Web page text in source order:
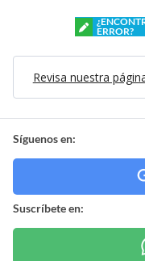
ERROR?
Revisa nuestra
Síguenos en:
Suscríbete en: